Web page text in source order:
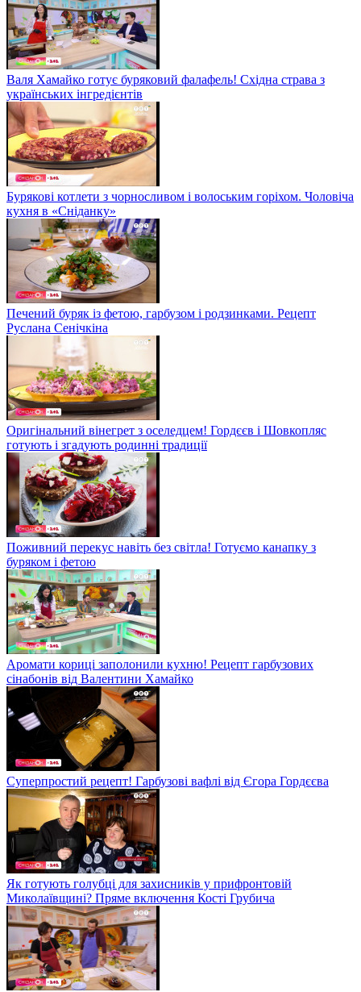
Валя Хамайко готує буряковий фалафель! Східна страва з
українських інгредієнтів
Бурякові котлети з чорносливом і волоським горіхом. Чоловіча
кухня в «Сніданку»
Печений буряк із фетою, гарбузом і родзинками. Рецепт
Руслана Сенічкіна
Оригінальний вінегрет з оселедцем! Гордєєв і Шовкопляс
готують і згадують родинні традиції
Поживний перекус навіть без світла! Готуємо канапку з
буряком і фетою
Аромати кориці заполонили кухню! Рецепт гарбузових
сінабонів від Валентини Хамайко
Суперпростий рецепт! Гарбузові вафлі від Єгора Гордєєва
Як готують голубці для захисників у прифронтовій
Миколаївщині? Пряме включення Кості Грубича